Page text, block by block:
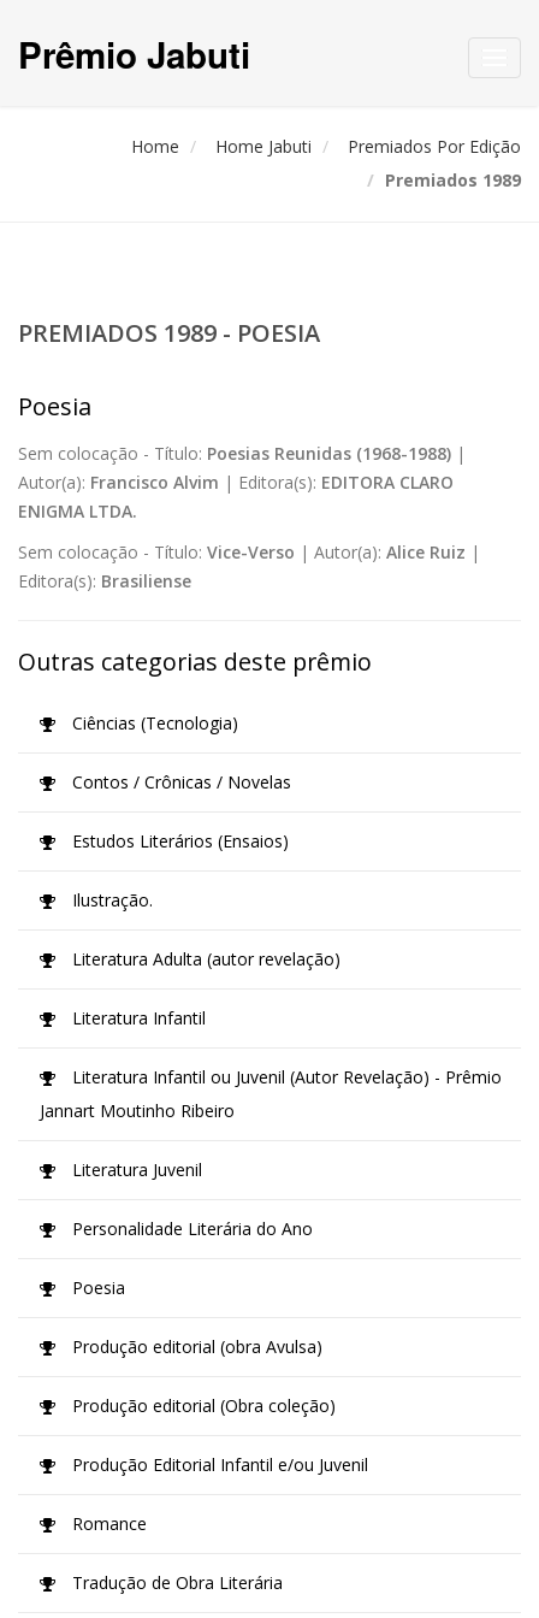
Prêmio Jabuti
Home Home Jabuti
Premiados Por Edição
Premiados 1989
PREMIADOS 1989 - POESIA
Poesia
Sem colocação - Título: Poesias Reunidas (1968-1988) |
Autor(a): Francisco Alvim | Editora(s): EDITORA CLARO
ENIGMA LTDA.
Sem colocação - Título: Vice-Verso | Autor(a): Alice Ruiz |
Editora(s): Brasiliense
Outras categorias deste prêmio
Ciências (Tecnologia)
Contos / Crônicas / Novelas
Estudos Literários (Ensaios)
Ilustração.
Literatura Adulta (autor revelação)
Literatura Infantil
Literatura Infantil ou Juvenil (Autor Revelação) - Prêmio
Jannart Moutinho Ribeiro
Literatura Juvenil
Personalidade Literária do Ano
Poesia
Produção editorial (obra Avulsa)
Produção editorial (Obra coleção)
Produção Editorial Infantil e/ou Juvenil
Romance
Tradução de Obra Literária